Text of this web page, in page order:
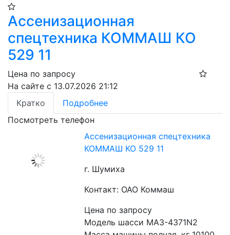
Ассенизационная
спецтехника КОММАШ КО
529 11
Цена по запросу
На сайте с 13.07.2026 21:12
Кратко
Подробнее
Посмотреть телефон
Ассенизационная спецтехника
КОММАШ КО 529 11
г. Шумиха
Контакт: ОАО Коммаш
Цена по запросу
Модель шасси МАЗ-4371N2